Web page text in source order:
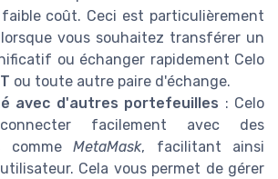
coût. Ceci est particulièrement
vous souhaitez transférer un
ou échanger rapidement Celo
ou toute autre paire d'échange.
avec d'autres portefeuilles : Celo
facilement avec des
comme MetaMask, facilitant ainsi
Cela vous permet de gérer